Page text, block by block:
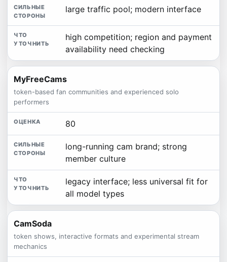
large traffic pool; modern interface
high competition; region and payment
availability need checking
MyFreeCams
token-based fan communities and experienced solo
performers
80
long-running cam brand; strong
member culture
legacy interface; less universal fit for
all model types
CamSoda
token shows, interactive formats and experimental stream
mechanics